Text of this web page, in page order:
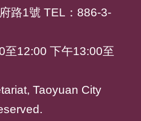
路1號 TEL：886-3-
至12:00 下午13:00至
Taoyuan City